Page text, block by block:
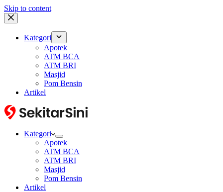
Skip to content
Kategori
Apotek
ATM BCA
ATM BRI
Masjid
Pom Bensin
Artikel
Kategori
Apotek
ATM BCA
ATM BRI
Masjid
Pom Bensin
Artikel